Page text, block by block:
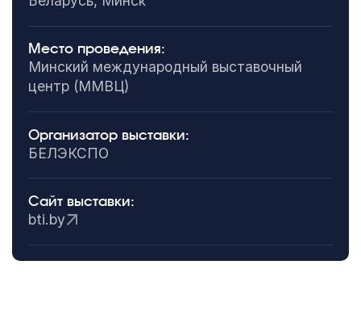
Место проведения:
Минский международный выставочный
центр (ММВЦ)
Организатор выставки:
БЕЛЭКСПО
Сайт выставки:
bti.by